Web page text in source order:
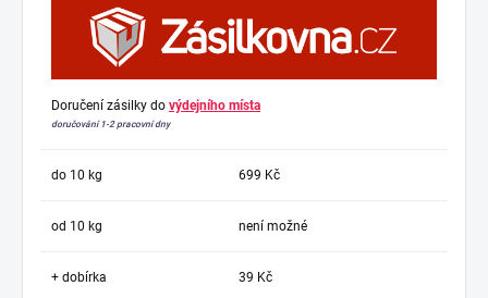
Doručení zásilky do výdejního místa
doručování 1-2 pracovní dny
do 10 kg 699 Kč
od 10 kg není možné
+ dobírka 39 Kč